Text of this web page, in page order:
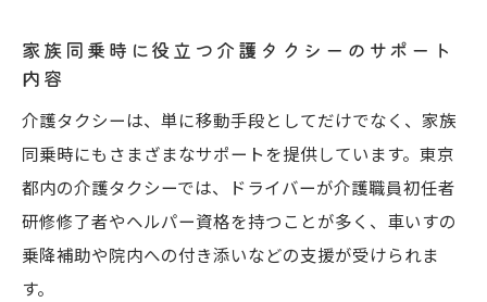
家族同乗時に役立つ介護タクシーのサポート
内容
介護タクシーは、単に移動手段としてだけでなく、家族
同乗時にもさまざまなサポートを提供しています。東京
都内の介護タクシーでは、ドライバーが介護職員初任者
研修修了者やヘルパー資格を持つことが多く、車いすの
乗降補助や院内への付き添いなどの支援が受けられま
す。